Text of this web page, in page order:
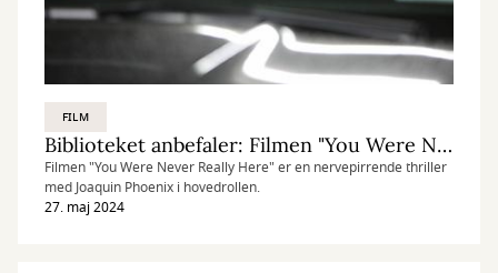
FILM
Biblioteket anbefaler: Filmen "You Were Never Really Here"
Filmen "You Were Never Really Here" er en nervepirrende thriller
med Joaquin Phoenix i hovedrollen.
27. maj 2024